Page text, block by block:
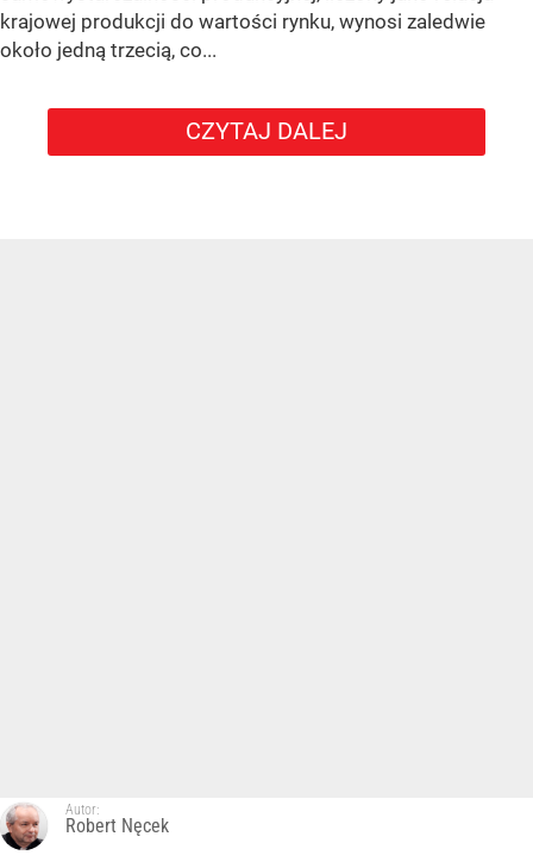
krajowej produkcji do wartości rynku, wynosi zaledwie
około jedną trzecią, co...
CZYTAJ DALEJ
Autor:
Robert Nęcek